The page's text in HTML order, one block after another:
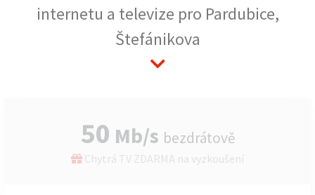
internetu a televize pro Pardubice,
Štefánikova
50 Mb/s bezdrátově
Chytrá TV ZDARMA na vyzkoušení